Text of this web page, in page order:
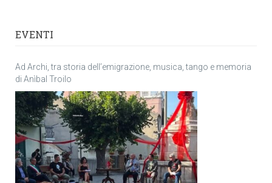
EVENTI
Ad Archi, tra storia dell’emigrazione, musica, tango e memoria
di Anìbal Troilo